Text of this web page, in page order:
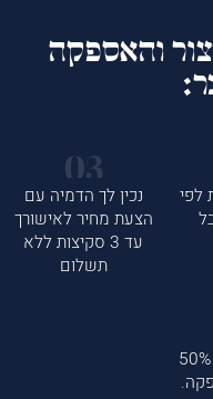
והאספקה
לפי
נכין לך הדמיה עם
הצעת מחיר לאישורך
עד 3 סקיצות ללא
תשלום
תשלום מקדמה 50%